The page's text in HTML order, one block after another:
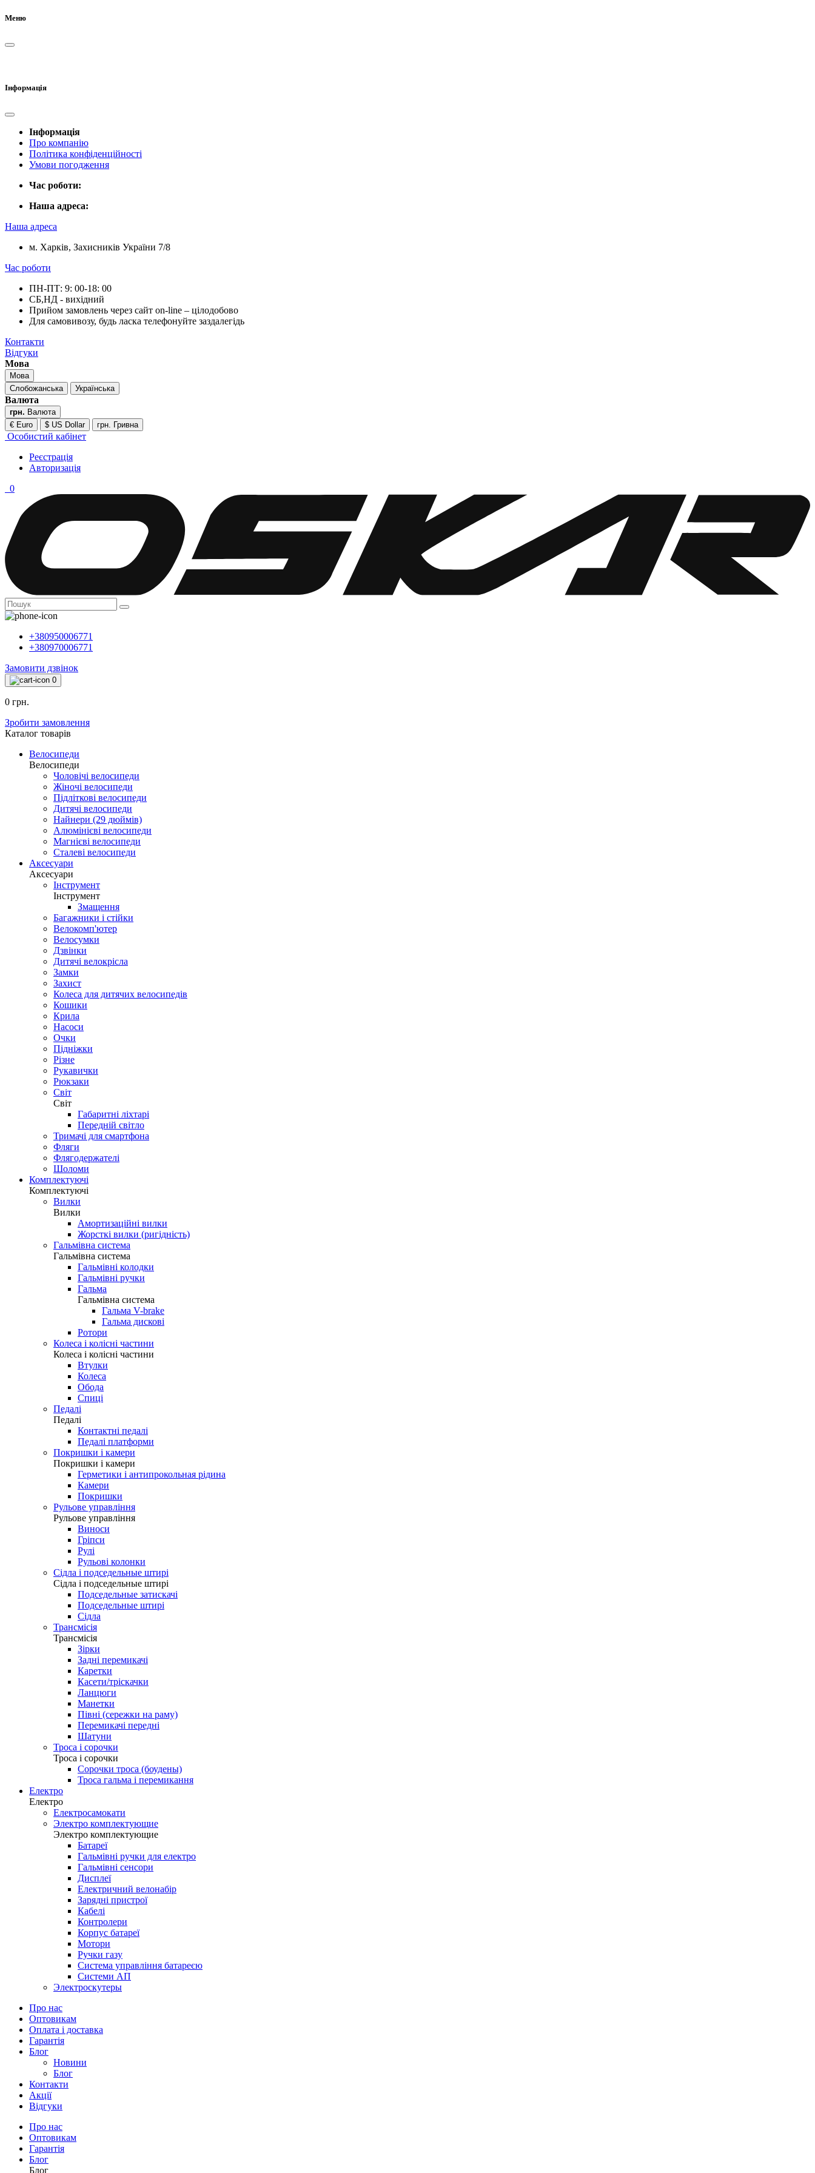
Меню
Інформація
Інформація
Про компанію
Політика конфіденційності
Умови погодження
Час роботи:
Наша адреса:
Наша адреса
м. Харків, Захисників України 7/8
Час роботи
ПН-ПТ: 9: 00-18: 00
СБ,НД - вихідний
Прийом замовлень через сайт on-line – цілодобово
Для самовивозу, будь ласка телефонуйте заздалегідь
Контакти
Відгуки
Мова
Мова
Слобожанська
Українська
Валюта
грн. Валюта
€ Euro
$ US Dollar грн. Гривна
Особистий кабінет
Реєстрація
Авторизація
0
+380950006771
+380970006771
Замовити дзвінок
0
0 грн.
Зробити замовлення
Каталог товарiв
Велосипеди
Велосипеди
Чоловічі велосипеди
Жіночі велосипеди
Підліткові велосипеди
Дитячі велосипеди
Найнери (29 дюймів)
Алюмінієві велосипеди
Магнієві велосипеди
Сталеві велосипеди
Аксесуари
Аксесуари
Інструмент
Інструмент
Змащення
Багажники і стійки
Велокомп'ютер
Велосумки
Дзвінки
Дитячі велокрісла
Замки
Захист
Колеса для дитячих велосипедів
Кошики
Крила
Насоси
Очки
Підніжки
Різне
Рукавички
Рюкзаки
Світ
Світ
Габаритні ліхтарі
Передній світло
Тримачі для смартфона
Фляги
Флягодержателі
Шоломи
Комплектуючі
Комплектуючі
Вилки
Вилки
Амортизаційні вилки
Жорсткі вилки (ригідність)
Гальмівна система
Гальмівна система
Гальмівні колодки
Гальмівні ручки
Гальма
Гальмівна система
Гальма V-brake
Гальма дискові
Ротори
Колеса і колісні частини
Колеса і колісні частини
Втулки
Колеса
Обода
Спиці
Педалі
Педалі
Контактні педалі
Педалі платформи
Покришки і камери
Покришки і камери
Герметики і антипрокольная рідина
Камери
Покришки
Рульове управління
Рульове управління
Виноси
Гріпси
Рулі
Рульові колонки
Сідла і подседельные штирі
Сідла і подседельные штирі
Подседельные затискачі
Подседельные штирі
Сідла
Трансмісія
Трансмісія
Зірки
Задні перемикачі
Каретки
Касети/тріскачки
Ланцюги
Манетки
Півні (сережки на раму)
Перемикачі передні
Шатуни
Троса і сорочки
Троса і сорочки
Сорочки троса (боудены)
Троса гальма і перемикання
Електро
Електро
Електросамокати
Электро комплектующие
Электро комплектующие
Батареї
Гальмівні ручки для електро
Гальмівні сенсори
Дисплеї
Електричний велонабір
Зарядні пристрої
Кабелі
Контролери
Корпус батареї
Мотори
Ручки газу
Система управління батареєю
Системи АП
Электроскутеры
Про нас
Оптовикам
Оплата і доставка
Гарантія
Блог
Новини
Блог
Контакти
Акції
Відгуки
Про нас
Оптовикам
Гарантія
Блог
Блог